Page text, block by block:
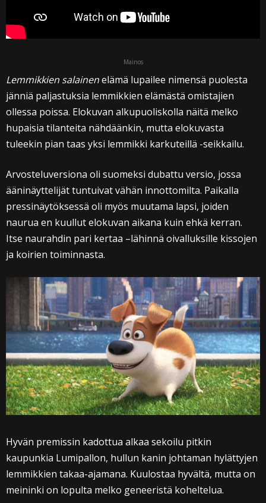
Mainos
Lemmikkien salainenelämä lupailee nimensä puolesta
jänniä paljastuksia lemmikkien elämästä omistajien
ollessa poissa. Elokuvan alkupuoliskolla näitä melko
hupaisia tilanteita nähdäänkin, mutta elokuvasta
tuleekin pian taas yksi lemmikki karkuteillä -seikkailu.
Arvosteluversiona oli suomeksi dubattu versio, jossa
ääninäyttelijät tuntuivat vähän innottomilta. Paikalla
pressinäytöksessä oli myös muutama lapsi, joiden
naurua en kuullut elokuvan aikana kuin ehkä kerran.
Itse naurahdin pari kertaa –lähinnä oivalluksille kissojen
ja koirien toiminnasta.
Hyvän premissin kadottua alkaa sekoilu pitkin
kaupunkia Lumipallon, hullun kanin johtaman hylättyjen
lemmikkien takaa-ajamana. Kuulostaa hyvältä, mutta on
meininki on lopulta melko geneeristä koheltelua.